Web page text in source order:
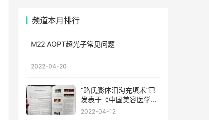
频道本月排行
M22 AOPT超光子常见问题
2022-04-20
“路氏膨体泪沟充填术”已
发表于《中国美容医学》
2022年3月第31卷第3期
2022-04-12